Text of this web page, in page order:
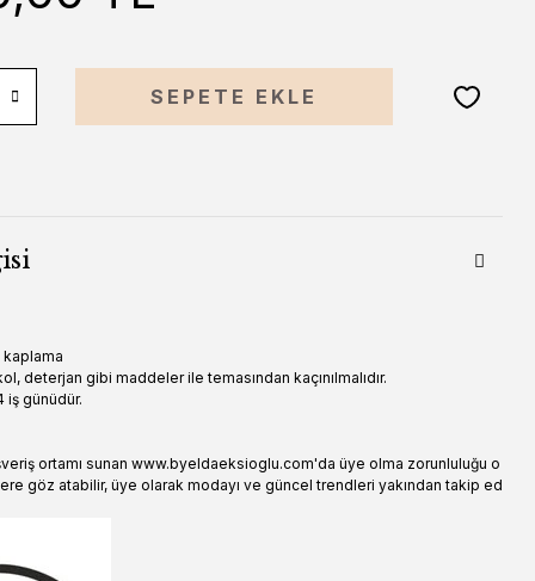
SEPETE EKLE
kaplama
deterjan gibi maddeler ile temasından kaçınılmalıdır.
iş günüdür.
ortamı sunan www.byeldaeksioglu.com'da üye olma zorunluluğu o
göz atabilir, üye olarak modayı ve güncel trendleri yakından takip ed